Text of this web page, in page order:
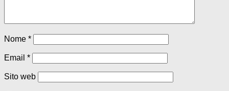
Nome *
Email *
Sito web